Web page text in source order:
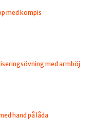
med kompis
med armböj
hand på låda